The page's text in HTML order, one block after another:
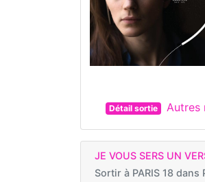
Détail sortie Autres
JE VOUS SERS UN
Sortir à PARIS 18 dans